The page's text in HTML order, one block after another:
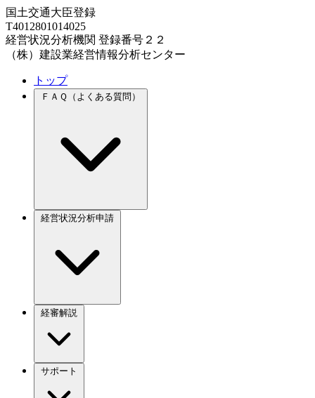
国土交通大臣登録
T4012801014025
経営状況分析機関 登録番号２２
（株）建設業経営情報分析センター
トップ
ＦＡＱ（よくある質問）
経営状況分析申請
経審解説
サポート